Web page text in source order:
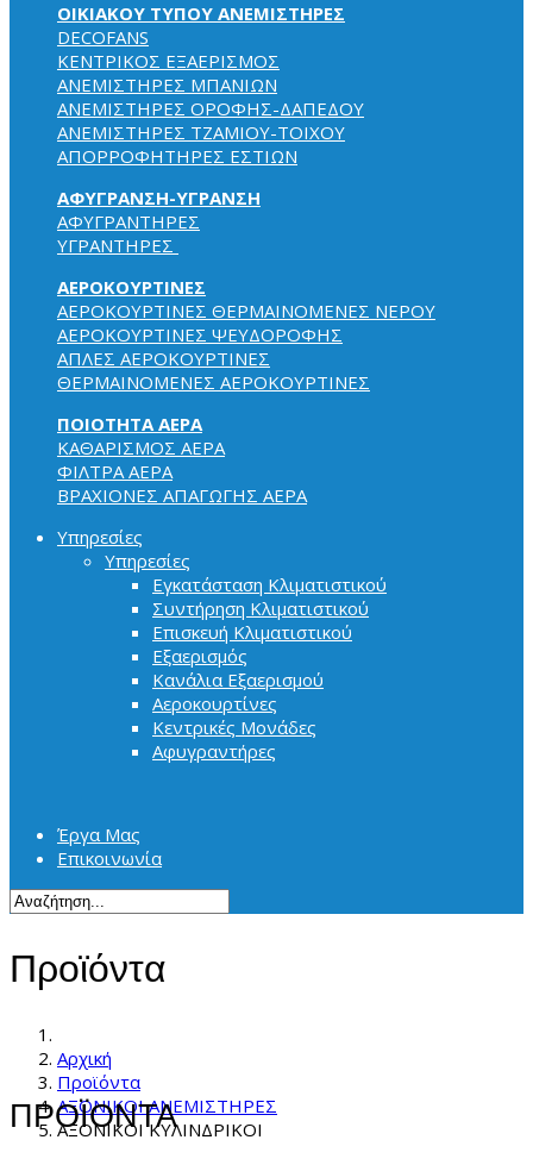
ΟΙΚΙΑΚΟΥ ΤΥΠΟΥ ΑΝΕΜΙΣΤΗΡΕΣ
DECOFANS
KENTPIKOΣ EΞAEPIΣMOΣ
ΑΝΕΜΙΣΤΗΡΕΣ ΜΠΑΝΙΩΝ
ΑΝΕΜΙΣΤΗΡΕΣ ΟΡΟΦΗΣ-ΔΑΠΕΔΟΥ
ΑΝΕΜΙΣΤΗΡΕΣ ΤΖΑΜΙΟΥ-ΤΟΙΧΟΥ
ΑΠΟΡΡΟΦΗΤΗΡΕΣ ΕΣΤΙΩΝ
ΑΦΥΓΡΑΝΣΗ-ΥΓΡΑΝΣΗ
ΑΦΥΓΡΑΝΤΗΡΕΣ
ΥΓΡΑΝΤΗΡΕΣ
ΑΕΡΟΚΟΥΡΤΙΝΕΣ
ΑΕΡΟΚΟΥΡΤΙΝΕΣ ΘΕΡΜΑΙΝΟΜΕΝΕΣ NEPOY
ΑΕΡΟΚΟΥΡΤΙΝΕΣ ΨΕΥΔΟΡΟΦΗΣ
ΑΠΛΕΣ ΑΕΡΟΚΟΥΡΤΙΝΕΣ
ΘΕΡΜΑΙΝΟΜΕΝΕΣ ΑΕΡΟΚΟΥΡΤΙΝΕΣ
ΠΟΙΟΤΗΤΑ ΑΕΡΑ
ΚΑΘΑΡΙΣΜΟΣ ΑΕΡΑ
ΦΙΛΤΡΑ ΑΕΡΑ
ΒΡΑΧΙΟΝΕΣ ΑΠΑΓΩΓΗΣ ΑΕΡΑ
Υπηρεσίες
Υπηρεσίες
Εγκατάσταση Κλιματιστικού
Συντήρηση Κλιματιστικού
Επισκευή Κλιματιστικού
Εξαερισμός
Κανάλια Εξαερισμού
Αεροκουρτίνες
Κεντρικές Μονάδες
Αφυγραντήρες
Έργα Μας
Επικοινωνία
Προϊόντα
Αρχική
Προϊόντα
ΑΞΟΝΙΚΟΙ ΑΝΕΜΙΣΤΗΡΕΣ
ΑΞΟΝΙΚΟΙ ΚΥΛΙΝΔΡΙΚΟΙ
ΠΡΟΪΟΝΤΑ